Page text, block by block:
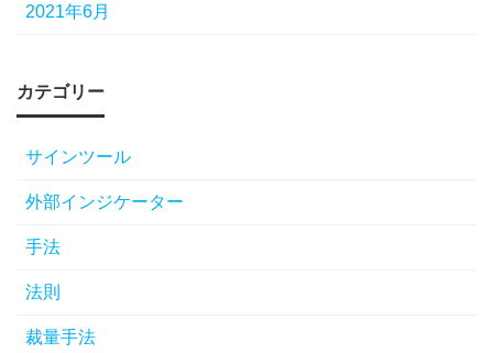
2021年6月
カテゴリー
サインツール
外部インジケーター
手法
法則
裁量手法